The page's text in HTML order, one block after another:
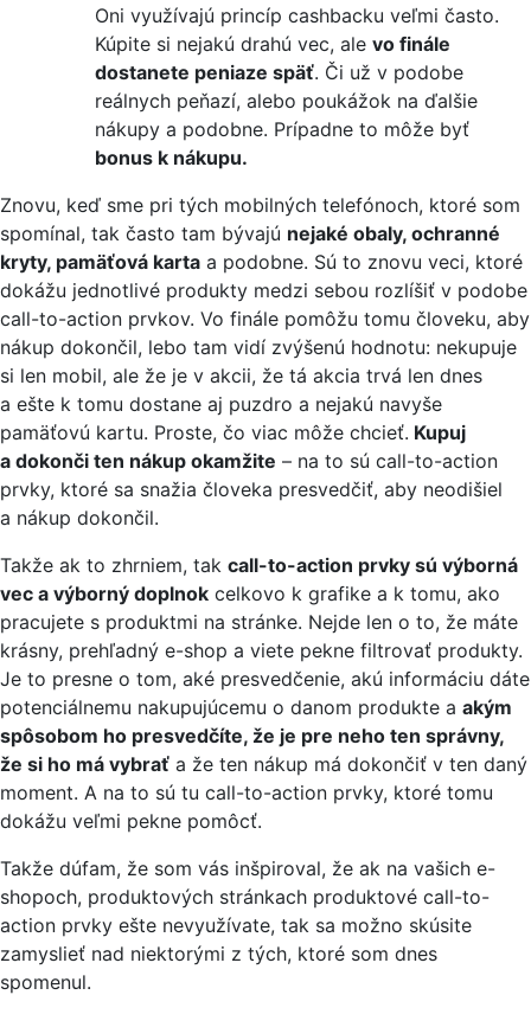
Oni využívajú princíp cashbacku veľmi často.
Kúpite si nejakú drahú vec, ale vo finále
dostanete peniaze späť. Či už v podobe
reálnych peňazí, alebo poukážok na ďalšie
nákupy a podobne. Prípadne to môže byť
bonus k nákupu.
Znovu, keď sme pri tých mobilných telefónoch, ktoré som
spomínal, tak často tam bývajú nejaké obaly, ochranné
kryty, pamäťová karta a podobne. Sú to znovu veci, ktoré
dokážu jednotlivé produkty medzi sebou rozlíšiť v podobe
call-to-action prvkov. Vo finále pomôžu tomu človeku, aby
nákup dokončil, lebo tam vidí zvýšenú hodnotu: nekupuje
si len mobil, ale že je v akcii, že tá akcia trvá len dnes
a ešte k tomu dostane aj puzdro a nejakú navyše
pamäťovú kartu. Proste, čo viac môže chcieť. Kupuj
a dokonči ten nákup okamžite – na to sú call-to-action
prvky, ktoré sa snažia človeka presvedčiť, aby neodišiel
a nákup dokončil.
Takže ak to zhrniem, tak call-to-action prvky sú výborná
vec a výborný doplnok celkovo k grafike a k tomu, ako
pracujete s produktmi na stránke. Nejde len o to, že máte
krásny, prehľadný e-shop a viete pekne filtrovať produkty.
Je to presne o tom, aké presvedčenie, akú informáciu dáte
potenciálnemu nakupujúcemu o danom produkte a akým
spôsobom ho presvedčíte, že je pre neho ten správny,
že si ho má vybrať a že ten nákup má dokončiť v ten daný
moment. A na to sú tu call-to-action prvky, ktoré tomu
dokážu veľmi pekne pomôcť.
Takže dúfam, že som vás inšpiroval, že ak na vašich e-
shopoch, produktových stránkach produktové call-to-
action prvky ešte nevyužívate, tak sa možno skúsite
zamyslieť nad niektorými z tých, ktoré som dnes
spomenul.